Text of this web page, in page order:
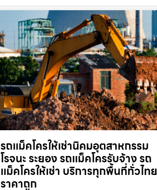
รถแม็คโครให้เช่านิคมอุตสาหกรรม
โรจนะ ระยอง รถแม็คโครรับจ้าง รถ
แม็คโครให้เช่า บริการทุกพื้นที่ทั่วไทย
ราคาถูก